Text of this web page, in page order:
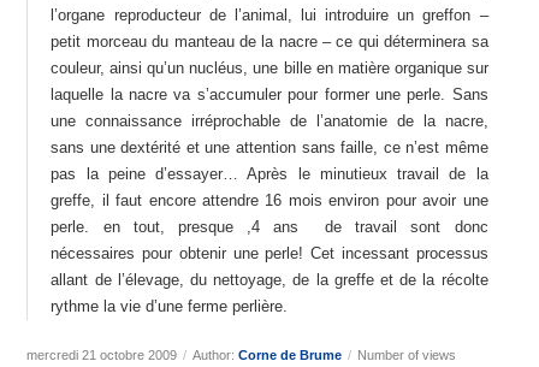
l’organe reproducteur de l’animal, lui introduire un greffon –
petit morceau du manteau de la nacre – ce qui déterminera sa
couleur, ainsi qu’un nucléus, une bille en matière organique sur
laquelle la nacre va s’accumuler pour former une perle. Sans
une connaissance irréprochable de l’anatomie de la nacre,
sans une dextérité et une attention sans faille, ce n’est même
pas la peine d’essayer… Après le minutieux travail de la
greffe, il faut encore attendre 16 mois environ pour avoir une
perle. en tout, presque ,4 ans de travail sont donc
nécessaires pour obtenir une perle! Cet incessant processus
allant de l’élevage, du nettoyage, de la greffe et de la récolte
rythme la vie d’une ferme perlière.
mercredi 21 octobre 2009 / Author:Corne de Brume / Number of views